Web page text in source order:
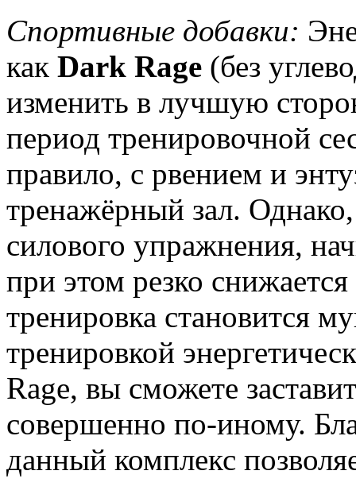
Спортивные добавки:
как Dark Rage (без
изменить в лучшую
период тренировочной
правило, с рвением и
тренажёрный зал.
силового упражнения,
при этом резко
тренировка становится
тренировкой
Rage, вы сможете
совершенно по-иному.
данный комплекс